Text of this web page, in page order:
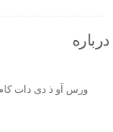
درباره